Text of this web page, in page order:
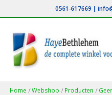
naar
inhoud
0561-617669 |
Home Webshop Producten